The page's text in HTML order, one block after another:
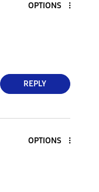
OPTIONS
REPLY
OPTIONS